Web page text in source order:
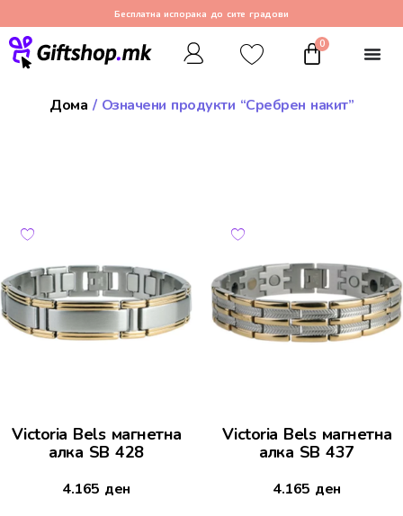
Бесплатна испорака до сите градови
0
Дома / Означени продукти “Сребрен накит”
Victoria Bels магнетна
алка SB 428
4.165 ден
Victoria Bels магнетна
алка SB 437
4.165 ден